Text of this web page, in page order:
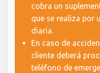
cobra un
que se realiza por
diaria.
En caso de
cliente deberá
teléfono de